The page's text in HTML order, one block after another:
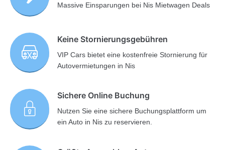
Massive Einsparungen bei Nis Mietwagen Deals
Keine Stornierungsgebühren
VIP Cars bietet eine kostenfreie Stornierung für
Autovermietungen in Nis
Sichere Online Buchung
Nutzen Sie eine sichere Buchungsplattform um
ein Auto in Nis zu reservieren.